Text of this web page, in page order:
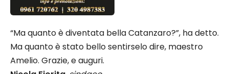
“Ma quanto è diventata bella Catanzaro?”, ha detto.
Ma quanto è stato bello sentirselo dire, maestro
Amelio. Grazie, e auguri.